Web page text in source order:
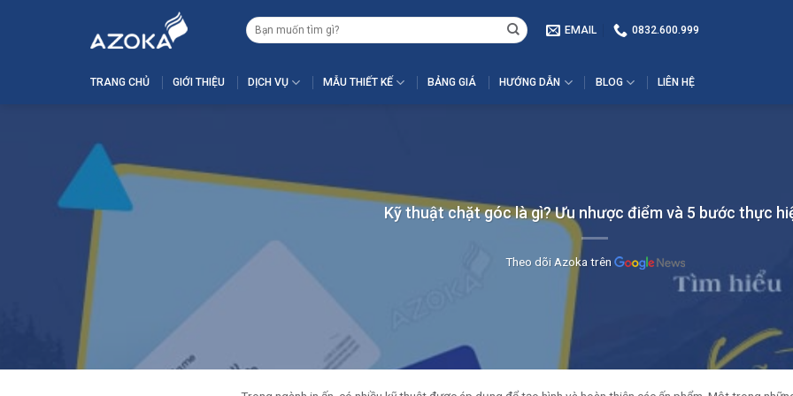
Tìm
kiếm:
EMAIL 0832.600.999
TRANG CHỦ GIỚI THIỆU DỊCH VỤ MẪU THIẾT KẾ BẢNG GIÁ HƯỚNG DẪN BLOG LIÊN HỆ
Kỹ thuật chặt góc là gì? Ưu nhược điểm và 5 bước thực
Theo dõi Azoka trên